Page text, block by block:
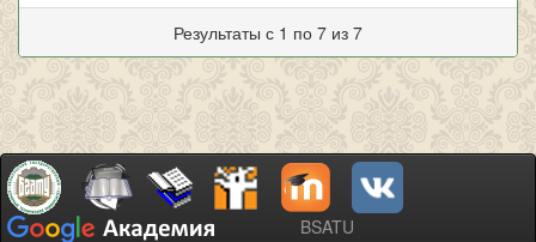
Результаты с 1 по 7 из 7
BSATU